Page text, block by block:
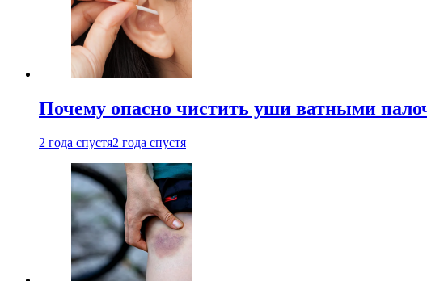
Почему опасно чистить уши ватными
2 года спустя2 года спустя